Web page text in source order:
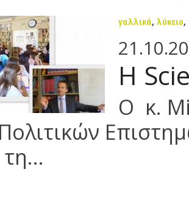
γαλλικά, λύκειο,
H
Ο κ.